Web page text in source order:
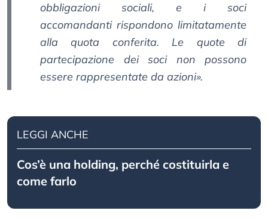
obbligazioni sociali, e i soci
accomandanti rispondono limitatamente
alla quota conferita. Le quote di
partecipazione dei soci non possono
essere rappresentate da azioni».
LEGGI ANCHE
Cos’è una holding, perché costituirla e
come farlo